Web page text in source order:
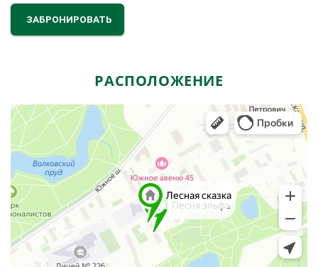
ЗАБРОНИРОВАТЬ
РАСПОЛОЖЕНИЕ